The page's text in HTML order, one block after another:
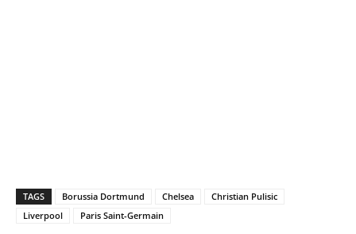
TAGS Borussia Dortmund Chelsea
Christian Pulisic
Liverpool
Paris Saint-Germain